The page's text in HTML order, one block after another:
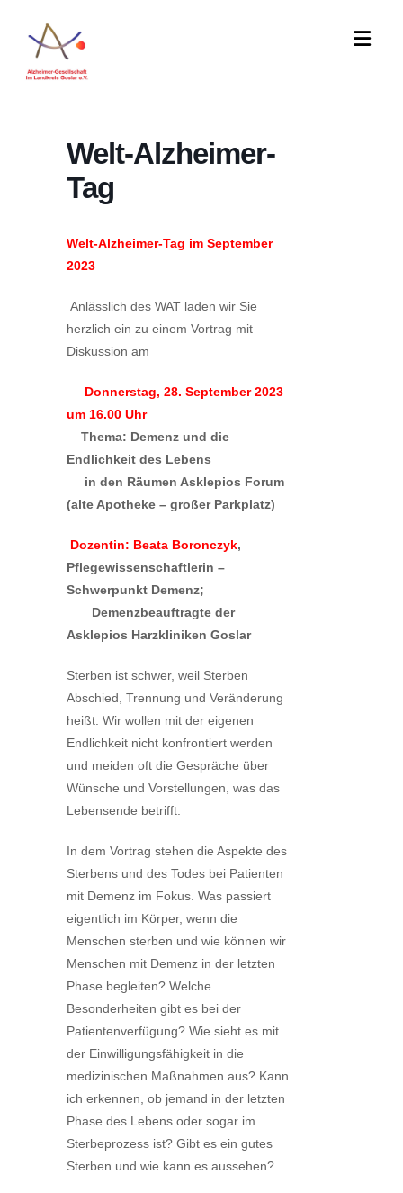
Welt-Alzheimer-
Tag
Welt-Alzheimer-Tag im September
2023
Anlässlich des WAT laden wir Sie
herzlich ein zu einem Vortrag mit
Diskussion am
Donnerstag, 28. September 2023
um 16.00 Uhr
Thema: Demenz und die
Endlichkeit des Lebens
in den Räumen Asklepios Forum
(alte Apotheke – großer Parkplatz)
Dozentin: Beata Boronczyk,
Pflegewissenschaftlerin –
Schwerpunkt Demenz;
Demenzbeauftragte der
Asklepios Harzkliniken Goslar
Sterben ist schwer, weil Sterben
Abschied, Trennung und Veränderung
heißt. Wir wollen mit der eigenen
Endlichkeit nicht konfrontiert werden
und meiden oft die Gespräche über
Wünsche und Vorstellungen, was das
Lebensende betrifft.
In dem Vortrag stehen die Aspekte des
Sterbens und des Todes bei Patienten
mit Demenz im Fokus. Was passiert
eigentlich im Körper, wenn die
Menschen sterben und wie können wir
Menschen mit Demenz in der letzten
Phase begleiten? Welche
Besonderheiten gibt es bei der
Patientenverfügung? Wie sieht es mit
der Einwilligungsfähigkeit in die
medizinischen Maßnahmen aus? Kann
ich erkennen, ob jemand in der letzten
Phase des Lebens oder sogar im
Sterbeprozess ist? Gibt es ein gutes
Sterben und wie kann es aussehen?